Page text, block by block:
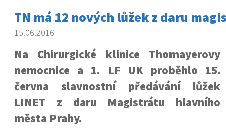
TN má 12 nových lůžek z daru
15.06.2016
Na Chirurgické klinice Thomayerovy
nemocnice a 1. LF UK proběhlo 15.
června slavnostní předávání lůžek
LINET z daru Magistrátu hlavního
města Prahy.